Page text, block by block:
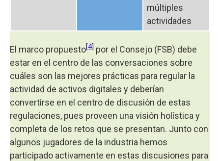
múltiples
actividades
El marco propuesto[4] por el Consejo (FSB) debe
estar en el centro de las conversaciones sobre
cuáles son las mejores prácticas para regular la
actividad de activos digitales y deberían
convertirse en el centro de discusión de estas
regulaciones, pues proveen una visión holística y
completa de los retos que se presentan. Junto con
algunos jugadores de la industria hemos
participado activamente en estas discusiones para